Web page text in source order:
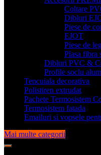
Coltare
Dibluri
Piese de
EJOT
Piese de
Plasa fibra
Dibluri PVC &
Profile soclu
Tencuiala decorativa
Polistiren extrudat
Pachete Termosistem
Termosistem fatada
Emailuri si vopsele
Mai multe categorii